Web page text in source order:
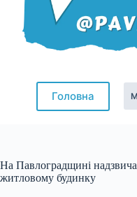
Головна
На Павлоградщині
житловому будинку